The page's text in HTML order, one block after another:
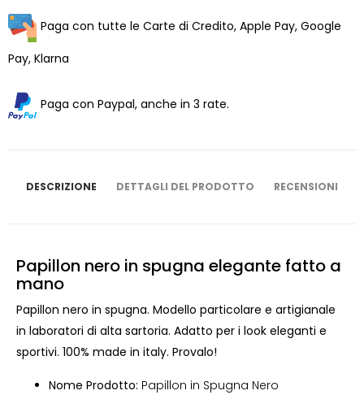
Paga con tutte le Carte di Credito, Apple Pay, Google
Pay, Klarna
Paga con Paypal, anche in 3 rate.
DESCRIZIONE DETTAGLI DEL PRODOTTO RECENSIONI
Papillon nero in spugna elegante fatto a
mano
Papillon nero in spugna. Modello particolare e artigianale
in laboratori di alta sartoria. Adatto per i look eleganti e
sportivi. 100% made in italy. Provalo!
Nome Prodotto: Papillon in Spugna Nero